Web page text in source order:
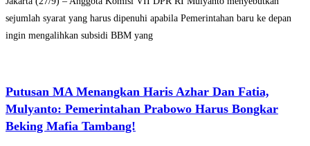
sejumlah syarat yang harus dipenuhi apabila Pemerintahan baru ke depan
ingin mengalihkan subsidi BBM yang
Putusan MA Menangkan Haris Azhar Dan Fatia,
Mulyanto: Pemerintahan Prabowo Harus Bongkar
Beking Mafia Tambang!